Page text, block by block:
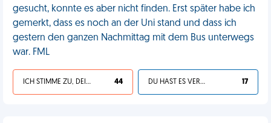
gesucht, konnte es aber nicht finden. Erst später habe ich
gemerkt, dass es noch an der Uni stand und dass ich
gestern den ganzen Nachmittag mit dem Bus unterwegs
war. FML
ICH STIMME ZU, DEIN LEBEN IST SCHEISSE 44 DU HAST ES VERDIENT 17